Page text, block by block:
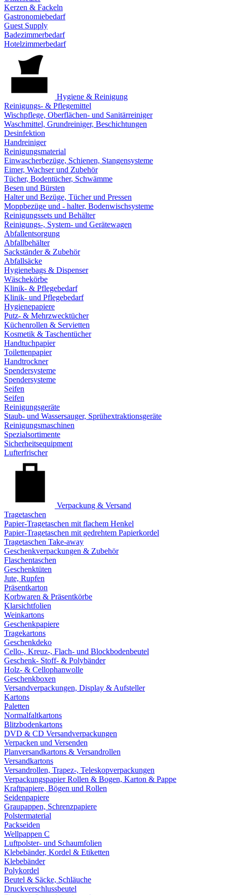
Kerzen & Fackeln
Gastronomiebedarf
Guest Supply
Badezimmerbedarf
Hotelzimmerbedarf
Hygiene & Reinigung
Reinigungs- & Pflegemittel
Wischpflege, Oberflächen- und Sanitärreiniger
Waschmittel, Grundreiniger, Beschichtungen
Desinfektion
Handreiniger
Reinigungsmaterial
Einwascherbezüge, Schienen, Stangensysteme
Eimer, Wachser und Zubehör
Tücher, Bodentücher, Schwämme
Besen und Bürsten
Halter und Bezüge, Tücher und Pressen
Moppbezüge und - halter, Bodenwischsysteme
Reinigungssets und Behälter
Reinigungs-, System- und Gerätewagen
Abfallentsorgung
Abfallbehälter
Sackständer & Zubehör
Abfallsäcke
Hygienebags & Dispenser
Wäschekörbe
Klinik- & Pflegebedarf
Klinik- und Pflegebedarf
Hygienepapiere
Putz- & Mehrzwecktücher
Küchenrollen & Servietten
Kosmetik & Taschentücher
Handtuchpapier
Toilettenpapier
Handtrockner
Spendersysteme
Spendersysteme
Seifen
Seifen
Reinigungsgeräte
Staub- und Wassersauger, Sprühextraktionsgeräte
Reinigungsmaschinen
Spezialsortimente
Sicherheitsequipment
Lufterfrischer
Verpackung & Versand
Tragetaschen
Papier-Tragetaschen mit flachem Henkel
Papier-Tragetaschen mit gedrehtem Papierkordel
Tragetaschen Take-away
Geschenkverpackungen & Zubehör
Flaschentaschen
Geschenktüten
Jute, Rupfen
Präsentkarton
Korbwaren & Präsentkörbe
Klarsichtfolien
Weinkartons
Geschenkpapiere
Tragekartons
Geschenkdeko
Cello-, Kreuz-, Flach- und Blockbodenbeutel
Geschenk- Stoff- & Polybänder
Holz- & Cellophanwolle
Geschenkboxen
Versandverpackungen, Display & Aufsteller
Kartons
Paletten
Normalfaltkartons
Blitzbodenkartons
DVD & CD Versandverpackungen
Verpacken und Versenden
Planversandkartons & Versandrollen
Versandkartons
Versandrollen, Trapez-, Teleskopverpackungen
Verpackungspapier Rollen & Bogen, Karton & Pappe
Kraftpapiere, Bögen und Rollen
Seidenpapiere
Graupappen, Schrenzpapiere
Polstermaterial
Packseiden
Wellpappen C
Luftpolster- und Schaumfolien
Klebebänder, Kordel & Etiketten
Klebebänder
Polykordel
Beutel & Säcke, Schläuche
Druckverschlussbeutel